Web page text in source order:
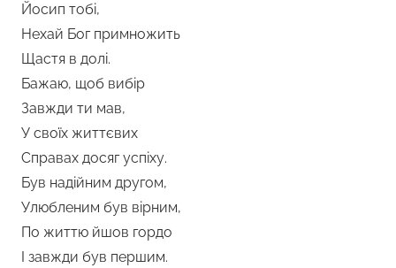
Йосип тобі,
Нехай Бог примножить
Щастя в долі.
Бажаю, щоб вибір
Завжди ти мав,
У своїх життєвих
Справах досяг успіху.
Був надійним другом,
Улюбленим був вірним,
По життю йшов гордо
І завжди був першим.